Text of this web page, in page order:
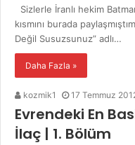
Sizlerle İranlı hekim
kısmını burada
Değil Susuzsunuz” adlı…
Daha Fazla »
kozmik1 17 Temmuz
Evrendeki En
İlaç | 1. Bölüm